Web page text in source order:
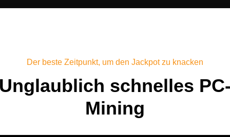
Der beste Zeitpunkt, um den Jackpot zu knacken
schnelles PC-
Mining